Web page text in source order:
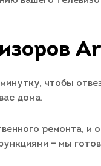
чтобы
дома.
ремонта, и
– мы